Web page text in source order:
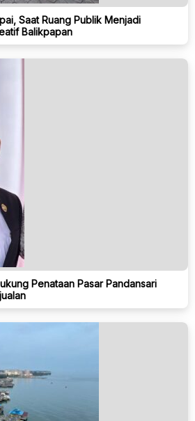
Saat Ruang Publik Menjadi
Balikpapan
Penataan Pasar Pandansari